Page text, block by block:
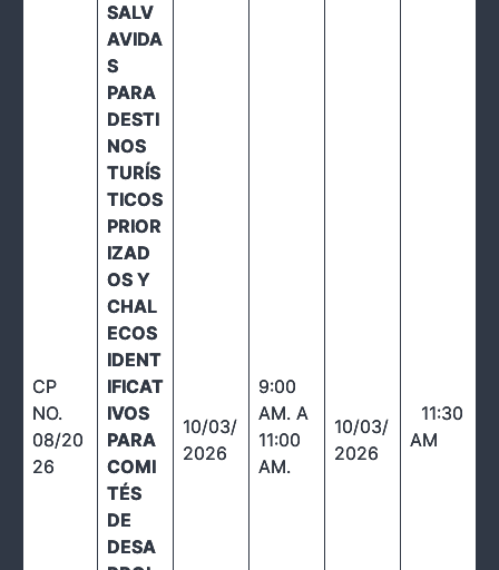
CP
NO.
08/20
26
SALV
AVIDA
S
PARA
DESTI
NOS
TURÍS
TICOS
PRIOR
IZAD
OS Y
CHAL
ECOS
IDENT
IFICAT
IVOS
PARA
COMI
TÉS
DE
DESA
10/03/
2026
9:00
AM. A
11:00
AM.
10/03/
2026
11:30
AM